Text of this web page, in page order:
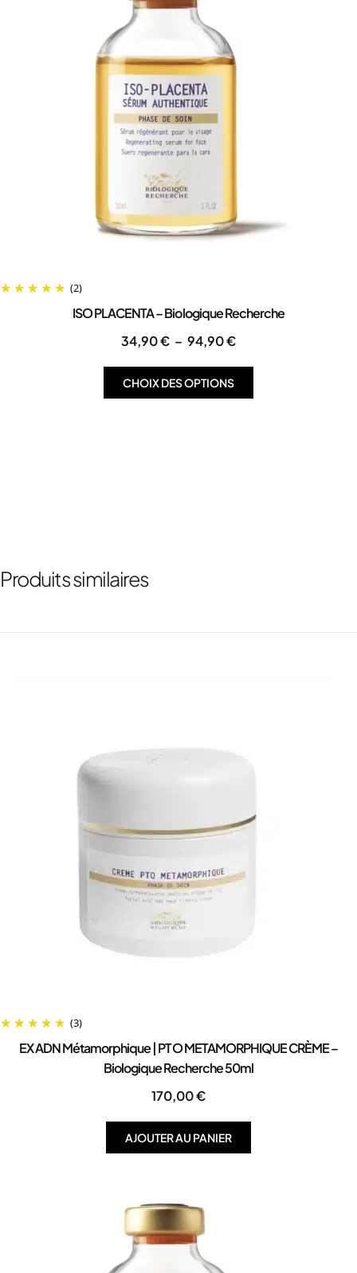
(2)
ISO PLACENTA – Biologique Recherche
34,90€ – 94,90€
CHOIX DES OPTIONS
Produits similaires
(3)
EX ADN Métamorphique | PTO METAMORPHIQUE CRÈME –
Biologique Recherche 50ml
170,00€
AJOUTER AU PANIER